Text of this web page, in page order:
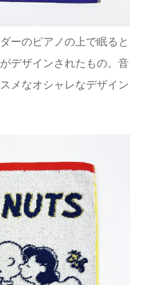
ーのピアノの上で眠ると
デザインされたもの。音
メなオシャレなデザイン